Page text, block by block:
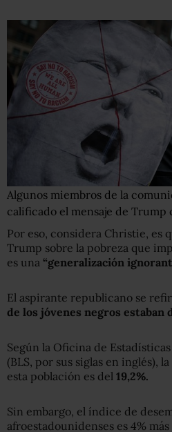
Algunos miembros de la
calificado el mensaje de Trump
Por eso, considera Christie, es
Trump sobre la pobreza que
es una “generalización
El aspirante republicano se
de los jóvenes negros estaban
Según la Oficina de
(BLS, por sus siglas en inglés),
esta población es del 19,2%.
Sin embargo, el índice de
afroestadounidenses es 4%